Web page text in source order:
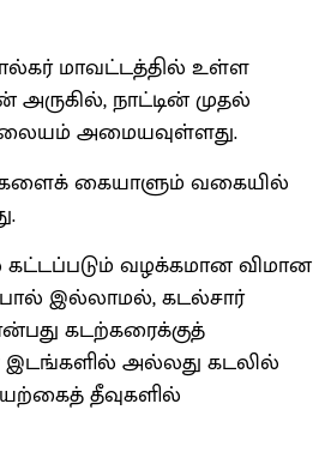
மாவட்டத்தில் உள்ள
அருகில், நாட்டின் முதல்
அமையவுள்ளது.
கையாளும் வகையில்
கட்டப்படும் வழக்கமான விமான
இல்லாமல், கடல்சார்
கடற்கரைக்குத்
அல்லது கடலில்
தீவுகளில்